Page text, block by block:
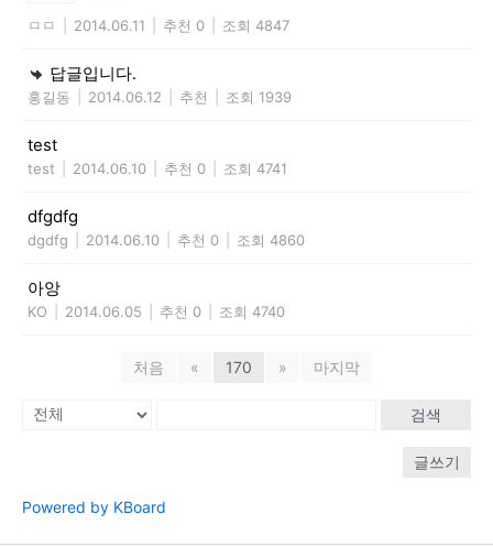
ㅁㅁ 2014.06.11 추천 0 조회 4847
답글입니다.
홍길동 2014.06.12 추천 조회 1939
test
test 2014.06.10 추천 0 조회 4741
dfgdfg
dgdfg 2014.06.10 추천 0 조회 4860
아앙
KO 2014.06.05 추천 0 조회 4740
처음 « 170 » 마지막
검색
글쓰기
Powered by KBoard